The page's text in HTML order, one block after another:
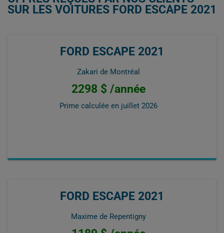
SUR LES VOITURES FORD ESCAPE 2021
FORD ESCAPE 2021
Zakari de Montréal
2298 $ /année
Prime calculée en juillet 2026
FORD ESCAPE 2021
Maxime de Repentigny